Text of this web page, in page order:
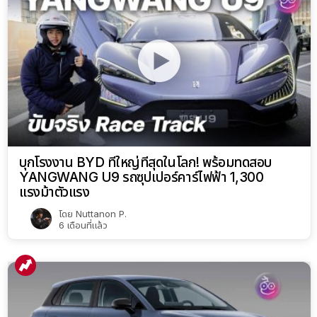
บุกโรงงาน BYD ที่ใหญ่ที่สุดในโลก! พร้อมทดสอบ
YANGWANG U9 รถซุปเปอร์คาร์ไฟฟ้า 1,300
แรงม้าตัวแรง
โดย Nuttanon P.
6 เดือนที่แล้ว